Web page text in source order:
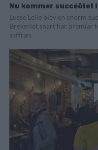
Nu kommer succéölet
Lusse Lelle blev en enorm
Brekeriet snart har premiär
saffran.